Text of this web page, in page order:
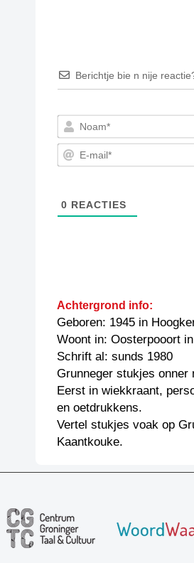
Berichtje bie n nije
0 REACTIES
Achtergrond info:
Geboren: 1945 in
Woont in: Oosterpooort
Schrift al: sunds 1980
Grunneger stukjes onner
Eerst in wiekkraant,
en oetdrukkens.
Vertel stukjes voak op
Kaantkouke.